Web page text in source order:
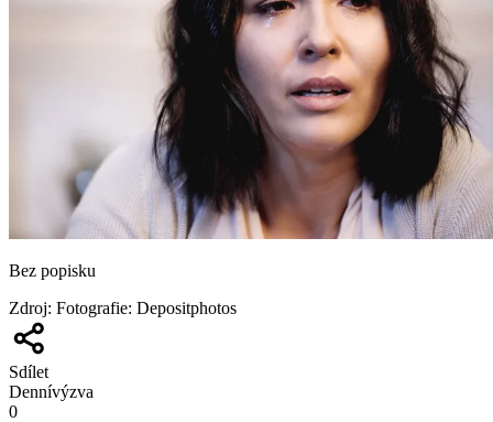
Bez popisku
Zdroj: Fotografie: Depositphotos
Sdílet
Dennívýzva
0